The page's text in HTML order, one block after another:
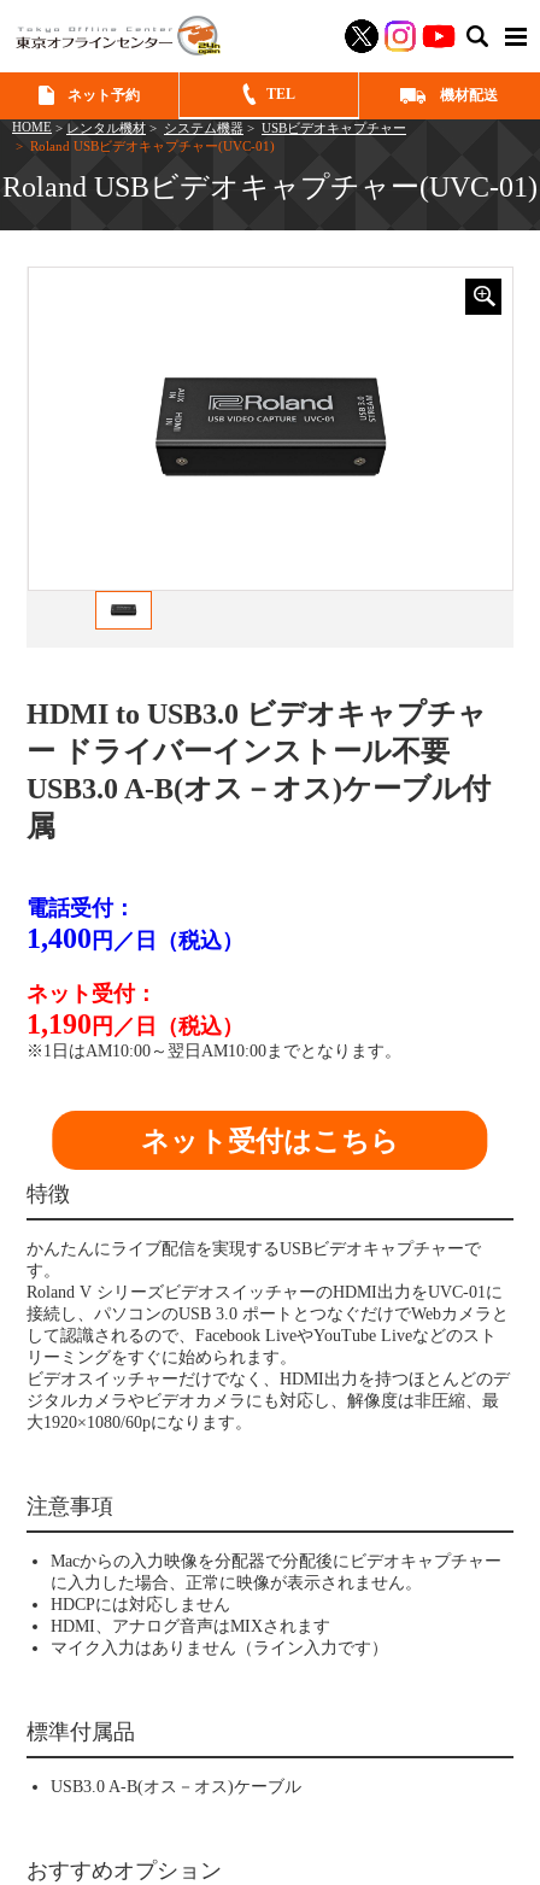
ネット予約 TEL 機材配送
HOME > レンタル機材 > システム機器 > USBビデオキャプチャー
> Roland USBビデオキャプチャー(UVC-01)
Roland USBビデオキャプチャー(UVC-01)
HDMI to USB3.0 ビデオキャプチャ
ー ドライバーインストール不要
USB3.0 A-B(オス－オス)ケーブル付
属
電話受付：
1,400 円／日（税込）
ネット受付：
1,190 円／日（税込）
※1日はAM10:00～翌日AM10:00までとなります。
ネット受付はこちら
特徴
かんたんにライブ配信を実現するUSBビデオキャプチャーで
す。
Roland V シリーズビデオスイッチャーのHDMI出力をUVC-01に
接続し、パソコンのUSB 3.0 ポートとつなぐだけでWebカメラと
して認識されるので、Facebook LiveやYouTube Liveなどのスト
リーミングをすぐに始められます。
ビデオスイッチャーだけでなく、HDMI出力を持つほとんどのデ
ジタルカメラやビデオカメラにも対応し、解像度は非圧縮、最
大1920×1080/60pになります。
注意事項
Macからの入力映像を分配器で分配後にビデオキャプチャー
に入力した場合、正常に映像が表示されません。
HDCPには対応しません
HDMI、アナログ音声はMIXされます
マイク入力はありません（ライン入力です）
標準付属品
USB3.0 A-B(オス－オス)ケーブル
おすすめオプション